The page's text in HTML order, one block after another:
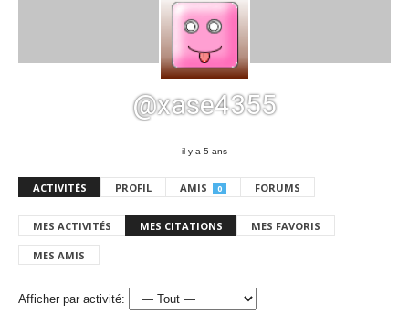
@xase4355
il y a 5 ans
ACTIVITÉS PROFIL AMIS 0 FORUMS
MES ACTIVITÉS MES CITATIONS MES FAVORIS
MES AMIS
Afficher par activité: